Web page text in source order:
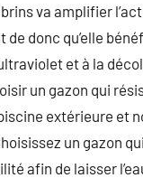
va amplifier
donc qu’elle
et à la
un gazon qui
extérieure et
un gazon
afin de laisser